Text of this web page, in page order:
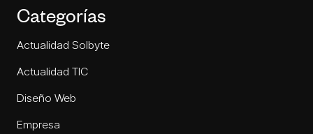
Categorías
Actualidad Solbyte
Actualidad TIC
Diseño Web
Empresa